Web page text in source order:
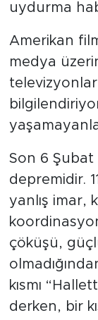
uydurma
Amerikan
medya
Son 6 Şubat
depremidir.
yanlış imar,
çöküşü,
kısmı
derken, bir